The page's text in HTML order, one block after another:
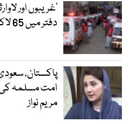
’غریبوں اور
دفتر میں 65 لاکھ روپے کی ڈکیتی
پاکستان،
امت مسلمہ کی
مریم نواز